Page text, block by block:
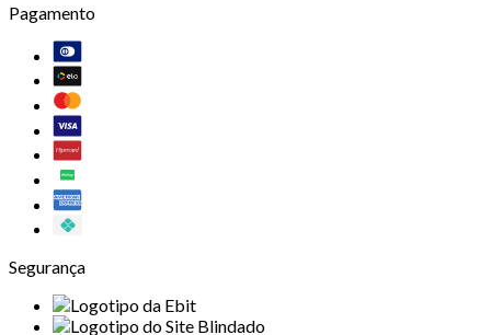
Pagamento
Segurança